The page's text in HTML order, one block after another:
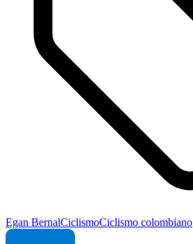
Egan BernalCiclismoCiclismo colombiano